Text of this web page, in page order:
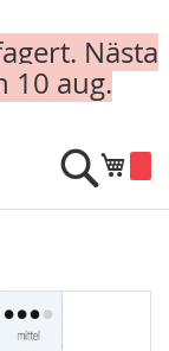
Nästa
10 aug.
Min
Sök